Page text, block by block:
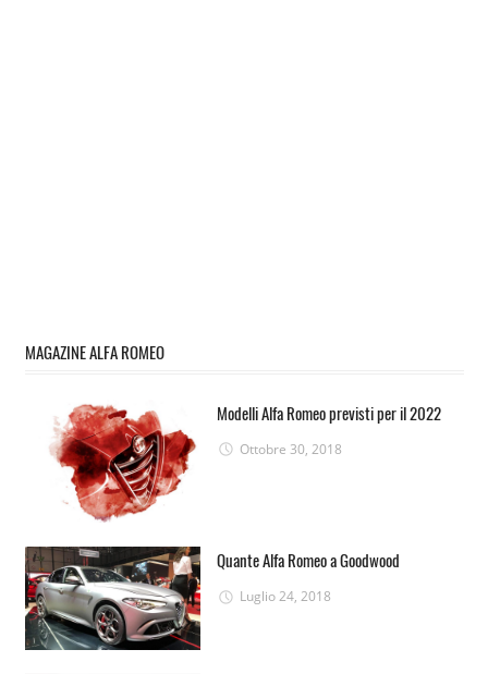
MAGAZINE ALFA ROMEO
Modelli Alfa Romeo previsti per il 2022
Ottobre 30, 2018
Quante Alfa Romeo a Goodwood
Luglio 24, 2018